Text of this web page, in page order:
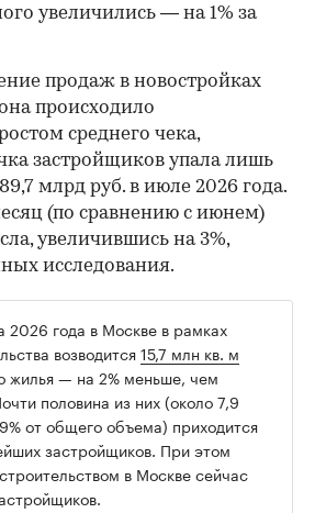
увеличились — на 1% за
продаж в новостройках
происходило
среднего чека,
застройщиков упала лишь
млрд руб. в июле 2026 года.
(по сравнению с июнем)
увеличившись на 3%,
исследования.
2026 года в Москве в рамках
возводится15,7 млн кв. м
жилья — на 2% меньше, чем
половина из них (около 7,9
от общего объема) приходится
застройщиков. При этом
в Москве сейчас